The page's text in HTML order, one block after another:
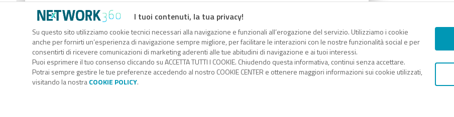
I tuoi contenuti, la tua privacy!
Su questo sito utilizziamo cookie tecnici necessari alla navigazione e funzionali all’erogazione del servizio. Utilizziamo i cookie
anche per fornirti un’esperienza di navigazione sempre migliore, per facilitare le interazioni con le nostre funzionalità social e per
consentirti di ricevere comunicazioni di marketing aderenti alle tue abitudini di navigazione e ai tuoi interessi.
Puoi esprimere il tuo consenso cliccando su ACCETTA TUTTI I COOKIE. Chiudendo questa informativa, continui senza accettare.
Potrai sempre gestire le tue preferenze accedendo al nostro COOKIE CENTER e ottenere maggiori informazioni sui cookie utilizzati,
visitando la nostraCOOKIE POLICY.
Codice Rss
Clicca sul pulsante per copiare il link RSS negli appunti.
RSS link